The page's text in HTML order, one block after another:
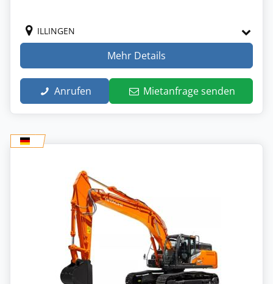
ILLINGEN
Mehr Details
Anrufen Mietanfrage senden